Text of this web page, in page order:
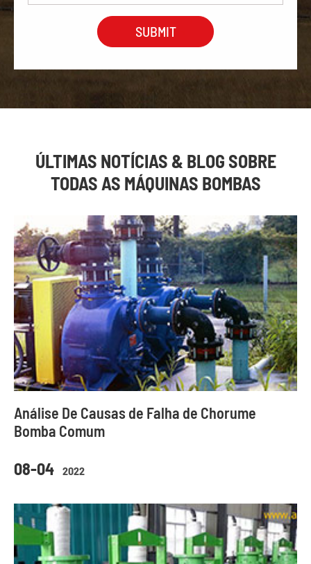
ÚLTIMAS NOTÍCIAS & BLOG SOBRE
TODAS AS MÁQUINAS BOMBAS
08-04 2022
Análise De Causas de Falha de Chorume
Bomba Comum